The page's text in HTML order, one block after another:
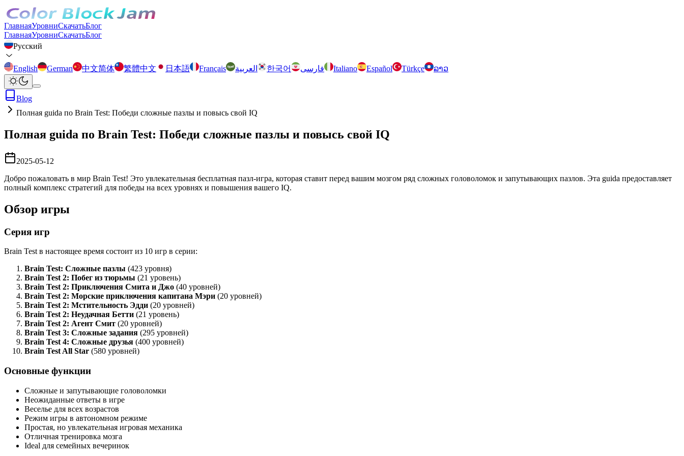
ГлавнаяУровниСкачатьБлог
ГлавнаяУровниСкачатьБлог
Русский
English German 中文简体 繁體中文 日本語 Français العربية 한국어 فارسی Italiano Español Türkçe ລາວ
Blog
Полная guida по Brain Test: Победи сложные пазлы и повысь свой IQ
Полная guida по Brain Test: Победи сложные пазлы и повысь свой IQ
2025-05-12
Добро пожаловать в мир Brain Test! Это увлекательная бесплатная пазл-игра, которая ставит перед вашим мозгом ряд сложных головоломок и запутывающих пазлов. Эта guida предоставляет
полный комплекс стратегий для победы на всех уровнях и повышения вашего IQ.
Обзор игры
Серия игр
Brain Test в настоящее время состоит из 10 игр в серии:
Brain Test: Сложные пазлы (423 уровня)
Brain Test 2: Побег из тюрьмы (21 уровень)
Brain Test 2: Приключения Смита и Джо (40 уровней)
Brain Test 2: Морские приключения капитана Мэри (20 уровней)
Brain Test 2: Мстительность Эдди (20 уровней)
Brain Test 2: Неудачная Бетти (21 уровень)
Brain Test 2: Агент Смит (20 уровней)
Brain Test 3: Сложные задания (295 уровней)
Brain Test 4: Сложные друзья (400 уровней)
Brain Test All Star (580 уровней)
Основные функции
Сложные и запутывающие головоломки
Неожиданные ответы в игре
Веселье для всех возрастов
Режим игры в автономном режиме
Простая, но увлекательная игровая механика
Отличная тренировка мозга
Ideal для семейных вечеринок